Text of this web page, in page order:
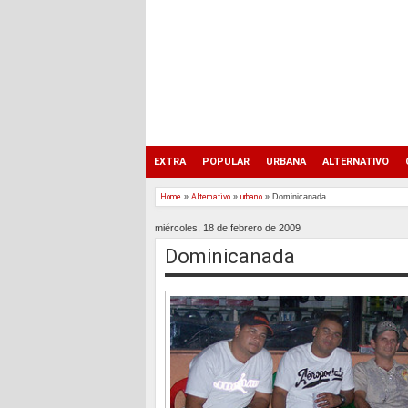
EXTRA POPULAR URBANA ALTERNATIVO
Home » Alternativo » urbano » Dominicanada
miércoles, 18 de febrero de 2009
Dominicanada